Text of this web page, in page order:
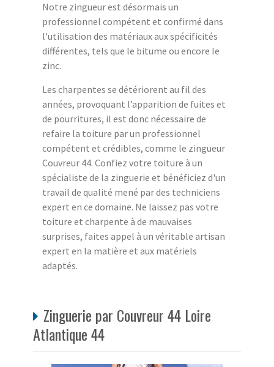
Notre zingueur est désormais un
professionnel compétent et confirmé dans
l'utilisation des matériaux aux spécificités
différentes, tels que le bitume ou encore le
zinc.
Les charpentes se détériorent au fil des
années, provoquant l’apparition de fuites et
de pourritures, il est donc nécessaire de
refaire la toiture par un professionnel
compétent et crédibles, comme le zingueur
Couvreur 44. Confiez votre toiture à un
spécialiste de la zinguerie et bénéficiez d'un
travail de qualité mené par des techniciens
expert en ce domaine. Ne laissez pas votre
toiture et charpente à de mauvaises
surprises, faites appel à un véritable artisan
expert en la matière et aux matériels
adaptés.
Zinguerie par Couvreur 44 Loire
Atlantique 44